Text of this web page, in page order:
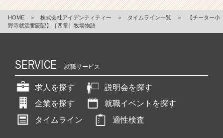
HOME ＞ 株式会社アイデンティティー ＞ タイムライン一覧 ＞
【チーター小
野寺就活奮闘記】［四章］牧場物語
SERVICE 就職サービス
求人を探す
説明会を探す
企業を探す
就職イベントを探す
タイムライン
適性検査